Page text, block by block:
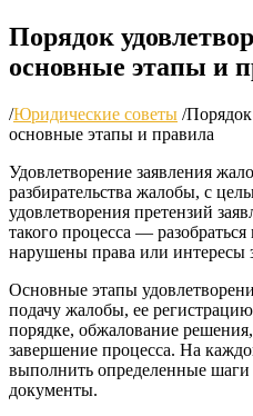
Порядок
основные этапы и
/Юридические советы /
основные этапы и правила
Удовлетворение заявления
разбирательства жалобы, с
удовлетворения претензий
такого процесса —
нарушены права или интересы
Основные этапы
подачу жалобы, ее
порядке, обжалование
завершение процесса. На
выполнить определенные
документы.